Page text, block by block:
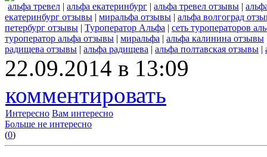
альфа тревел | альфа екатеринбург | альфа тревел отзывы |
екатеринбург отзывы | миральфа отзывы | альфа волгоград
петербург отзывы | Туроператор Альфа | сеть туроператоров
туроператор альфа отзывы | миральфа | альфа калинина отзывы
радищева отзывы | альфа радищева | альфа полтавская отзывы |
22.09.2014 в 13:09
комментировать
Интересно Вам интересно
Больше не интересно
(0)